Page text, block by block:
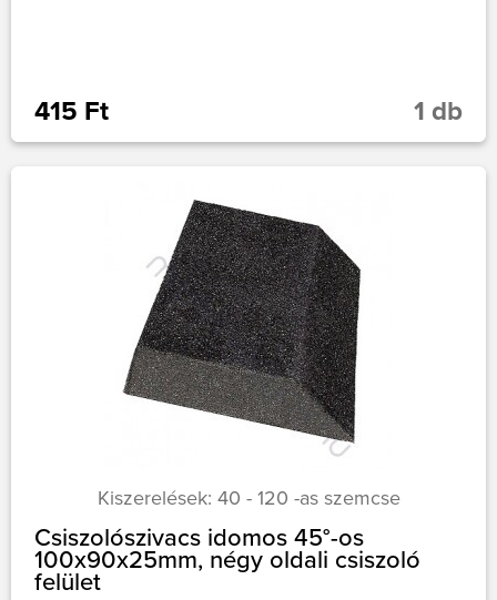
415 Ft 1 db
Kiszerelések: 40 - 120 -as szemcse
Csiszolószivacs idomos 45°-os
100x90x25mm, négy oldali csiszoló
felület